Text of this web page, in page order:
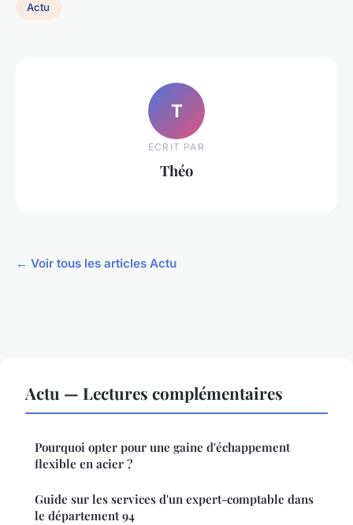
Actu
T
ECRIT PAR
Théo
← Voir tous les articles Actu
Actu — Lectures complémentaires
Pourquoi opter pour une gaine d'échappement
flexible en acier ?
Guide sur les services d'un expert-comptable dans
le département 94